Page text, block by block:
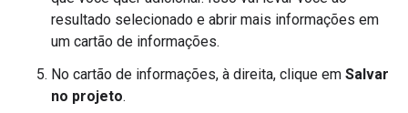
resultado selecionado e abrir mais informações em
um cartão de informações.
No cartão de informações, à direita, clique em Salvar
no projeto.